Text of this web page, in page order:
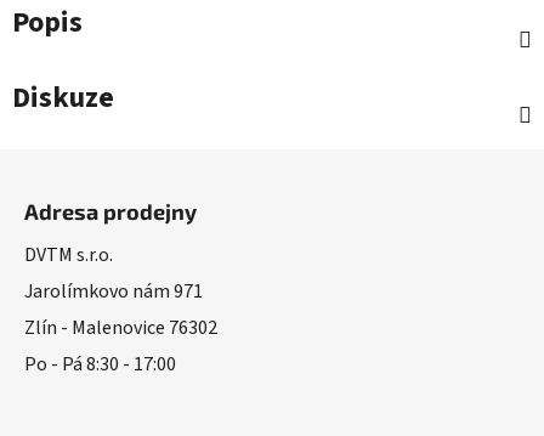
Popis
Diskuze
Adresa prodejny
DVTM s.r.o.
Jarolímkovo nám 971
Zlín - Malenovice 76302
Po - Pá 8:30 - 17:00